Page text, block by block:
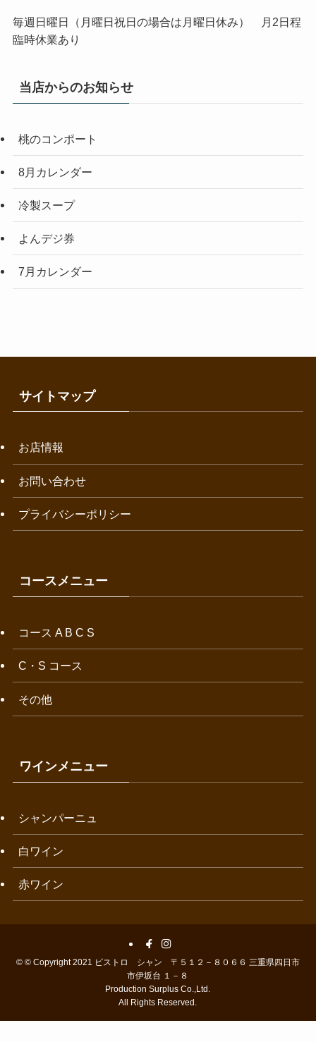
毎週日曜日（月曜日祝日の場合は月曜日休み） 月2日程
臨時休業あり
当店からのお知らせ
桃のコンポート
8月カレンダー
冷製スープ
よんデジ券
7月カレンダー
サイトマップ
お店情報
お問い合わせ
プライバシーポリシー
コースメニュー
コース A B C S
C・S コース
その他
ワインメニュー
シャンパーニュ
白ワイン
赤ワイン
© © Copyright 2021 ビストロ シャン 〒５１２－８０６６ 三重県四日市
市伊坂台 １－８
Production Surplus Co.,Ltd.
All Rights Reserved.